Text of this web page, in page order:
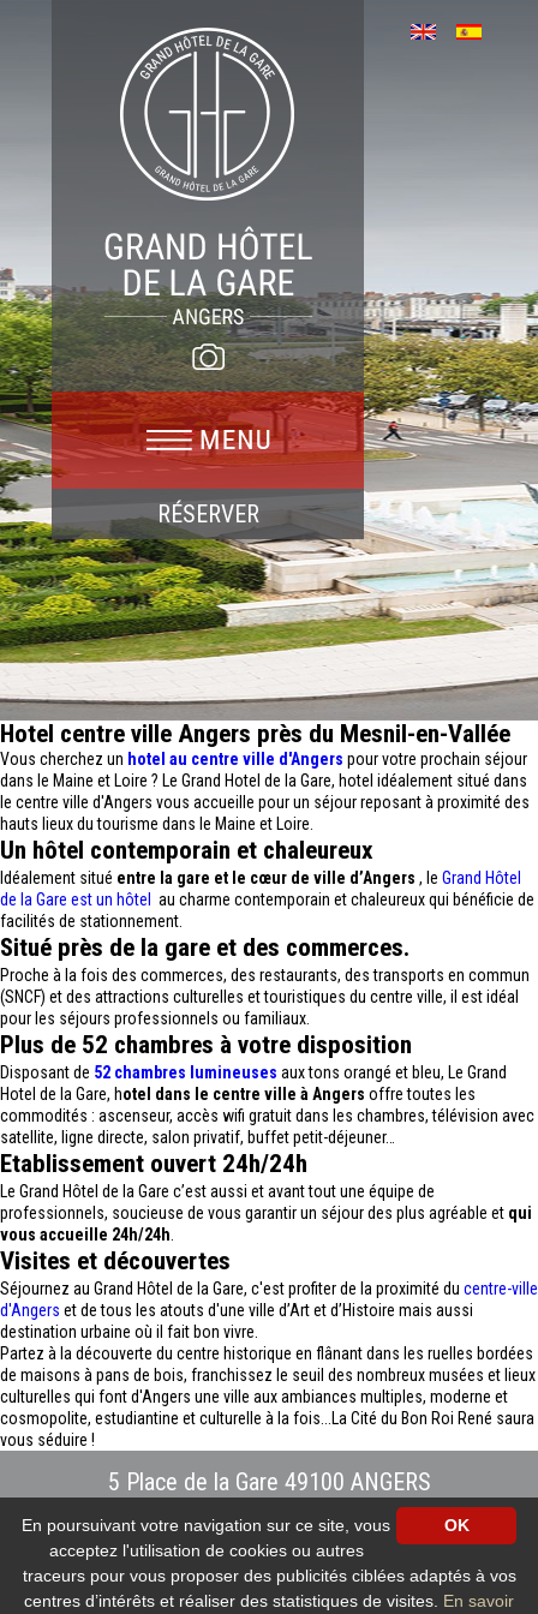
RÉSERVER
Hotel centre ville Angers près du Mesnil-en-Vallée
Vous cherchez un hotel au centre ville d'Angers pour votre prochain séjour
dans le Maine et Loire ? Le Grand Hotel de la Gare, hotel idéalement situé dans
le centre ville d'Angers vous accueille pour un séjour reposant à proximité des
hauts lieux du tourisme dans le Maine et Loire.
Un hôtel contemporain et chaleureux
Idéalement situé entre la gare et le cœur de ville d’Angers , le Grand Hôtel
de la Gare est un hôtel
au charme contemporain et chaleureux qui bénéficie de
facilités de stationnement.
Situé près de la gare et des commerces.
Proche à la fois des commerces, des restaurants, des transports en commun
(SNCF) et des attractions culturelles et touristiques du centre ville, il est idéal
pour les séjours professionnels ou familiaux.
Plus de 52 chambres à votre disposition
Disposant de 52 chambres lumineuses aux tons orangé et bleu, Le Grand
Hotel de la Gare, hotel dans le centre ville à Angers offre toutes les
commodités : ascenseur, accès wifi gratuit dans les chambres, télévision avec
satellite, ligne directe, salon privatif, buffet petit-déjeuner…
Etablissement ouvert 24h/24h
Le Grand Hôtel de la Gare c’est aussi et avant tout une équipe de
professionnels, soucieuse de vous garantir un séjour des plus agréable et qui
vous accueille 24h/24h
Visites et découvertes
Séjournez au Grand Hôtel de la Gare, c'est profiter de la proximité du centre-ville
d'Angers et de tous les atouts d'une ville d’Art et d’Histoire mais aussi
destination urbaine où il fait bon vivre.
Partez à la découverte du centre historique en flânant dans les ruelles bordées
de maisons à pans de bois, franchissez le seuil des nombreux musées et lieux
culturelles qui font d'Angers une ville aux ambiances multiples, moderne et
cosmopolite, estudiantine et culturelle à la fois...La Cité du Bon Roi René saura
vous séduire !
5 Place de la Gare 49100 ANGERS
info@hotel-angers.fr
www.grandhoteldelagare-angers.com
Création et référencement Site internet E-comouest - ANGERS
Mentions légales-Plan du site- Galerie photos-Protection des données
personnelles
Nos flux RSS
OK
En poursuivant votre navigation sur ce site, vous
acceptez l'utilisation de cookies ou autres
traceurs pour vous proposer des publicités ciblées adaptés à vos
centres d’intérêts et réaliser des statistiques de visites. En savoir